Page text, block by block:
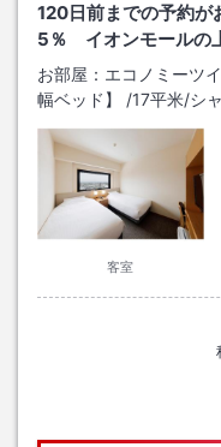
120日前までの予約
5％ イオンモールの
お部屋： エコノミーツ
幅ベッド】
/17平米/シ
客室